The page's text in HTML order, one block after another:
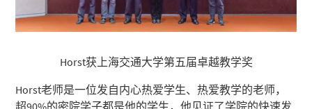
Horst获上海交通大学第五届卓越教学奖
Horst老师是一位发自内心热爱学生、热爱教学的老师，